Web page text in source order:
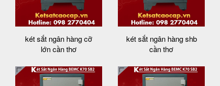
két sắt ngân hàng cỡ
lớn cần thơ
két sắt ngân hàng shb
cần thơ